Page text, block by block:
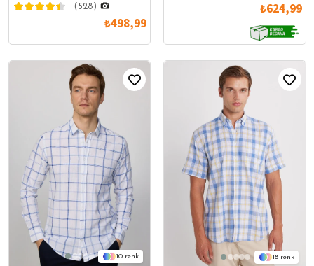
(528)
₺498,99
₺624,99
10 18